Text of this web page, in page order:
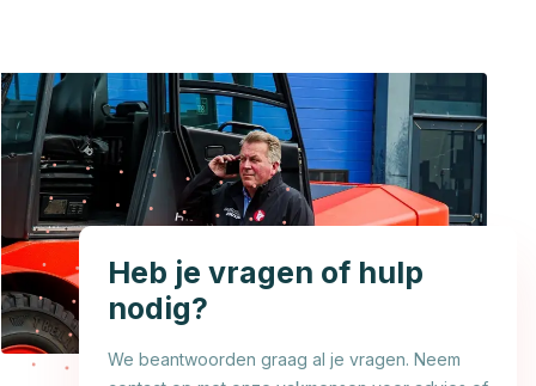
Heb je vragen of hulp
nodig?
We beantwoorden graag al je vragen. Neem